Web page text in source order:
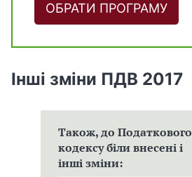
ОБРАТИ ПРОГРАМУ
Інші зміни ПДВ 2017
Також, до Податкового
кодексу біли внесені і
інші зміни: